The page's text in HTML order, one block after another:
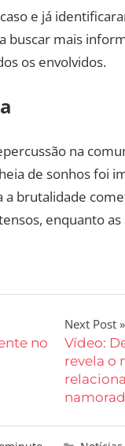
e já
buscar mais
os envolvidos.
na
de sonhos foi
brutalidade
enquanto
no
Next Post
Vídeo:
revela o